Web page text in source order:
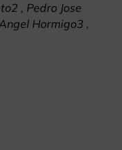
, Pedro Jose
Hormigo3 ,